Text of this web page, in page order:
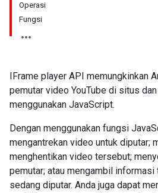
Operasi
Fungsi
IFrame player API memungkinkan
pemutar video YouTube di situs
menggunakan JavaScript.
Dengan menggunakan fungsi
mengantrekan video untuk diputar;
menghentikan video tersebut;
pemutar; atau mengambil
sedang diputar. Anda juga dapat